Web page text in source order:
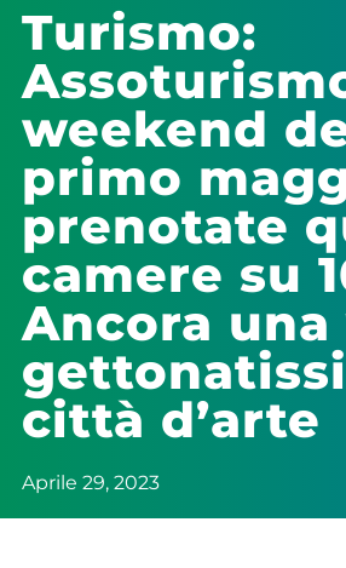
Turismo:
weekend
primo
prenotate
camere su
Ancora
città d’arte
Aprile 29, 2023